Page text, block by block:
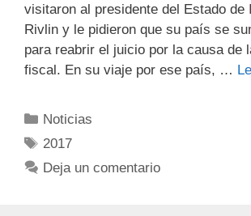
visitaron al presidente del Estado de
Rivlin y le pidieron que su país se
para reabrir el juicio por la causa de
fiscal. En su viaje por ese país, …
Noticias
2017
Deja un comentario